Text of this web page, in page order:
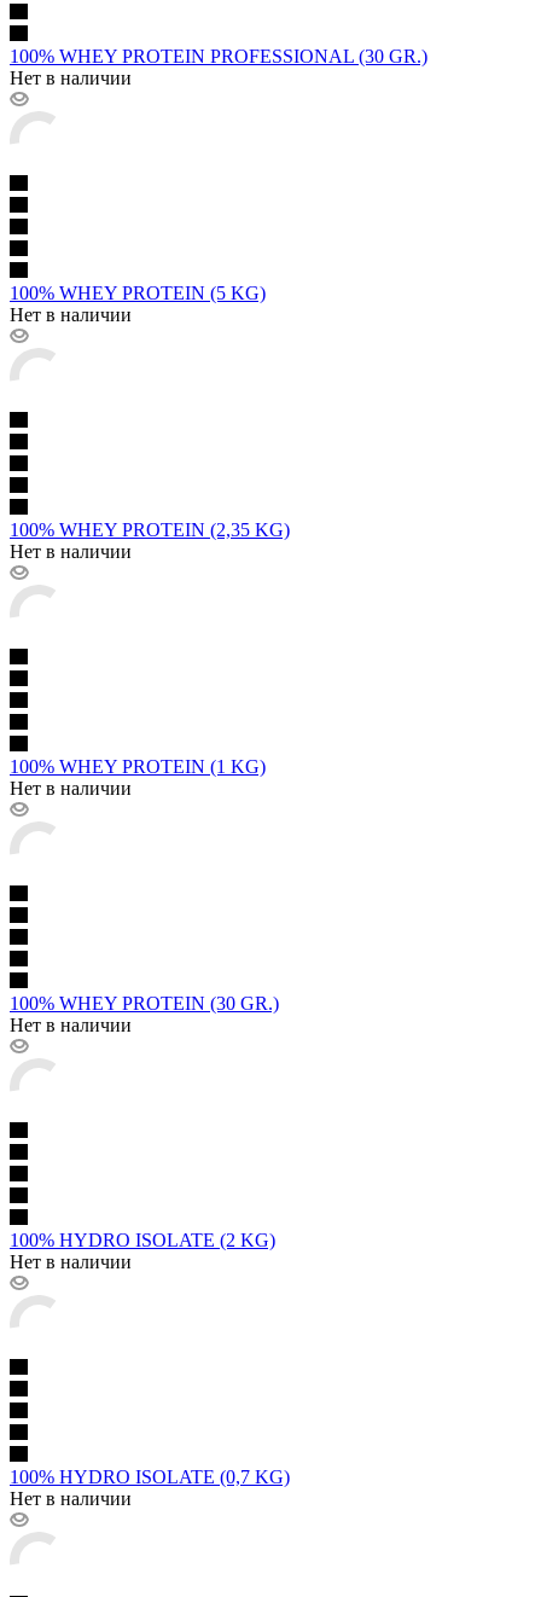
100% WHEY PROTEIN PROFESSIONAL (30 GR.)
Нет в наличии
100% WHEY PROTEIN (5 KG)
Нет в наличии
100% WHEY PROTEIN (2,35 KG)
Нет в наличии
100% WHEY PROTEIN (1 KG)
Нет в наличии
100% WHEY PROTEIN (30 GR.)
Нет в наличии
100% HYDRO ISOLATE (2 KG)
Нет в наличии
100% HYDRO ISOLATE (0,7 KG)
Нет в наличии